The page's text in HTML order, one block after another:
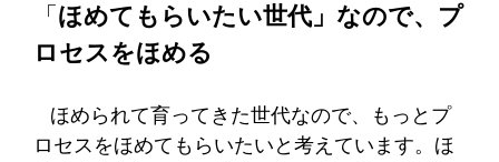
「 ほめてもらいたい世代」なので、プ
ロセスをほめる
ほめられて育ってきた世代なので、もっとプ
ロセスをほめてもらいたいと考えています。ほ